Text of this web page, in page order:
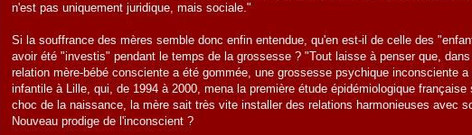
n'est pas uniquement juridique, mais sociale."
Si la souffrance des mères semble donc enfin entendue, qu'en est-il de celle des
avoir été "investis" pendant le temps de la grossesse ? "Tout laisse à penser que,
relation mère-bébé consciente a été gommée, une grossesse psychique inconsciente
infantile à Lille, qui, de 1994 à 2000, mena la première étude épidémiologique
choc de la naissance, la mère sait très vite installer des relations harmonieuses avec
Nouveau prodige de l'inconscient ?